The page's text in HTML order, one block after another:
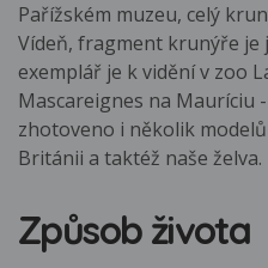
Pařížském muzeu, celý
Vídeň, fragment krunýře je
exemplář je k vidění v zoo
Mascareignes na Mauríciu
zhotoveno i několik
Británii a taktéž naše želva.
Způsob života